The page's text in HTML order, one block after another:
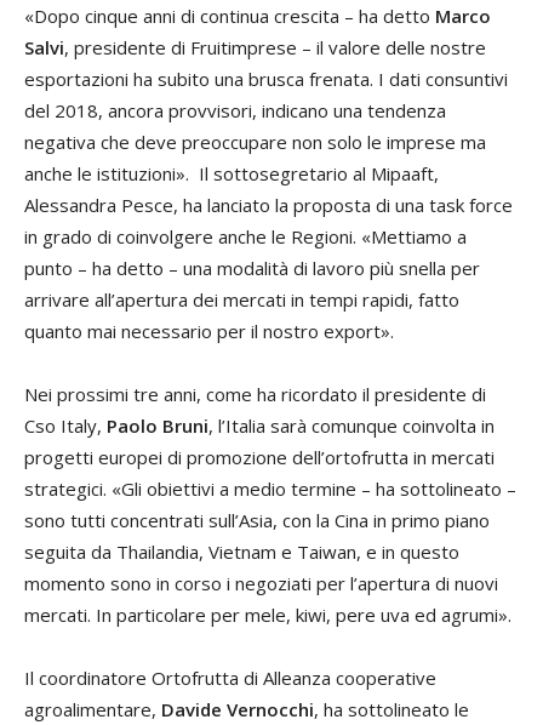
«Dopo cinque anni di continua crescita – ha detto Marco
Salvi, presidente di Fruitimprese – il valore delle nostre
esportazioni ha subito una brusca frenata. I dati consuntivi
del 2018, ancora provvisori, indicano una tendenza
negativa che deve preoccupare non solo le imprese ma
anche le istituzioni». Il sottosegretario al Mipaaft,
Alessandra Pesce, ha lanciato la proposta di una task force
in grado di coinvolgere anche le Regioni. «Mettiamo a
punto – ha detto – una modalità di lavoro più snella per
arrivare all’apertura dei mercati in tempi rapidi, fatto
quanto mai necessario per il nostro export».
Nei prossimi tre anni, come ha ricordato il presidente di
Cso Italy, Paolo Bruni, l’Italia sarà comunque coinvolta in
progetti europei di promozione dell’ortofrutta in mercati
strategici. «Gli obiettivi a medio termine – ha sottolineato –
sono tutti concentrati sull’Asia, con la Cina in primo piano
seguita da Thailandia, Vietnam e Taiwan, e in questo
momento sono in corso i negoziati per l’apertura di nuovi
mercati. In particolare per mele, kiwi, pere uva ed agrumi».
Il coordinatore Ortofrutta di Alleanza cooperative
agroalimentare, Davide Vernocchi, ha sottolineato le